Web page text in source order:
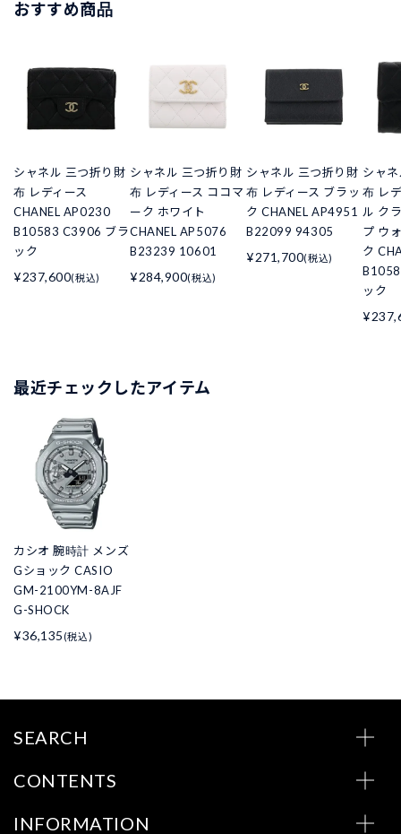
おすすめ商品
シャネル 三つ折り財
布 レディース
CHANEL AP0230
B10583 C3906 ブラ
ック
¥237,600(税込)
シャネル 三つ折り財
布 レディース ココマ
ーク ホワイト
CHANEL AP5076
B23239 10601
¥284,900(税込)
シャネル 三つ折り財
布 レディース ブラッ
ク CHANEL AP4951
B22099 94305
¥271,700(税込)
シャ
布 レ
ル ク
プ ウ
ク
ック
最近チェックしたアイテム
カシオ 腕時計 メンズ
Gショック CASIO
GM-2100YM-8AJF
G-SHOCK
¥36,135 (税込)
SEARCH
CONTENTS
INFORMATION